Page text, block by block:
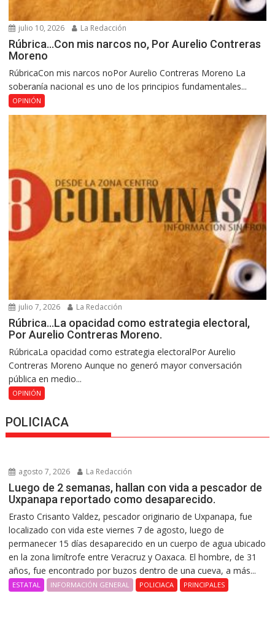
julio 10, 2026 La Redacción
Rúbrica…Con mis narcos no, Por Aurelio Contreras
Moreno
RúbricaCon mis narcos noPor Aurelio Contreras Moreno La
soberanía nacional es uno de los principios fundamentales...
OPINIÓN
julio 7, 2026 La Redacción
Rúbrica…La opacidad como estrategia electoral,
Por Aurelio Contreras Moreno.
RúbricaLa opacidad como estrategia electoralPor Aurelio
Contreras Moreno Aunque no generó mayor conversación
pública en medio...
OPINIÓN
POLICIACA
agosto 7, 2026 La Redacción
Luego de 2 semanas, hallan con vida a pescador de
Uxpanapa reportado como desaparecido.
Erasto Crisanto Valdez, pescador originario de Uxpanapa, fue
localizado con vida este viernes 7 de agosto, luego de
permanecer 15 días desaparecido en un cuerpo de agua ubicado
en la zona limítrofe entre Veracruz y Oaxaca. El hombre, de 31
años, fue encontrado por buzos dentro de una cueva, a más...
ESTATAL INFORMACIÓN GENERAL POLICIACA PRINCIPALES